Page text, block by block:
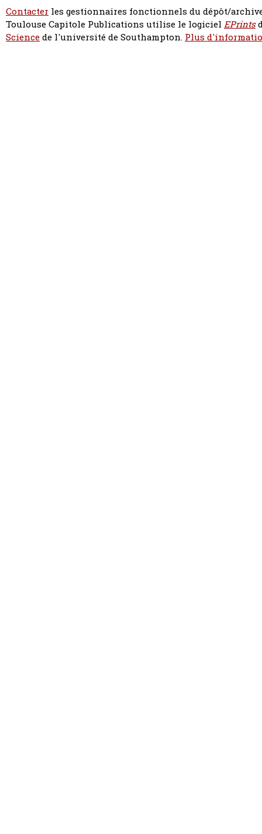
Contacter les gestionnaires fonctionnels du dépôt/
Toulouse Capitole Publications utilise le logiciel EPrints
Sciencede l'université de Southampton. Plus